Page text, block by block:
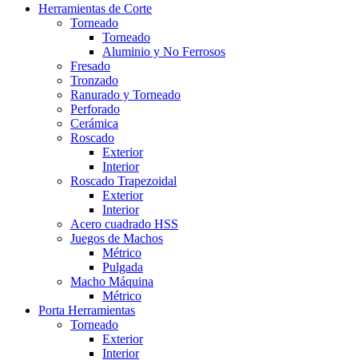
Herramientas de Corte
Torneado
Torneado
Aluminio y No Ferrosos
Fresado
Tronzado
Ranurado y Torneado
Perforado
Cerámica
Roscado
Exterior
Interior
Roscado Trapezoidal
Exterior
Interior
Acero cuadrado HSS
Juegos de Machos
Métrico
Pulgada
Macho Máquina
Métrico
Porta Herramientas
Torneado
Exterior
Interior